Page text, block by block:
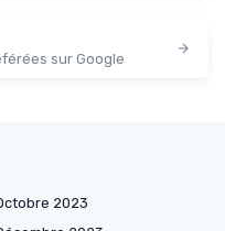
sur Google
2023